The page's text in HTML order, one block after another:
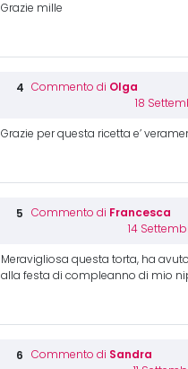
Grazie mille
Commento di Olga
18
Grazie per questa ricetta e’
Commento di Francesca
14
Meravigliosa questa torta, ha
alla festa di compleanno di mio
Commento di Sandra